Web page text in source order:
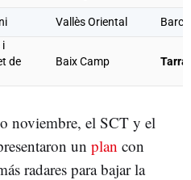
Vallès Oriental
i
de
Baix Camp
noviembre, el SCT y el
un plan con
radares para bajar la